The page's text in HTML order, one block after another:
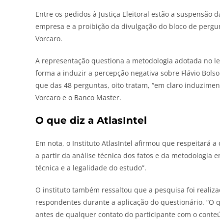
Entre os pedidos à Justiça Eleitoral estão a
empresa e a proibição da divulgação do bloco de
Vorcaro.
A representação questiona a metodologia adotada no
forma a induzir a percepção negativa sobre Flávio
que das 48 perguntas, oito tratam, “em claro
Vorcaro e o Banco Master.
O que diz a AtlasIntel
Em nota, o Instituto AtlasIntel afirmou que respeitará a
a partir da análise técnica dos fatos e da metodologia
técnica e a legalidade do estudo”.
O instituto também ressaltou que a pesquisa foi
respondentes durante a aplicação do questionário.
antes de qualquer contato do participante com o